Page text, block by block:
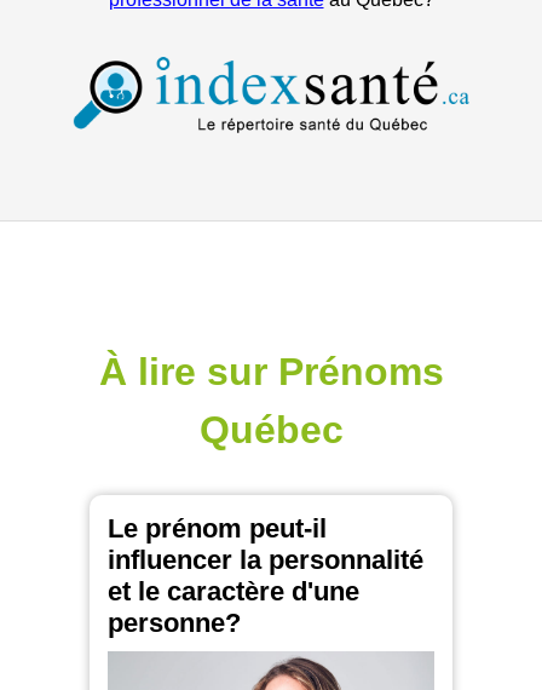
À lire sur Prénoms
Québec
Le prénom peut-il
influencer la personnalité
et le caractère d'une
personne?